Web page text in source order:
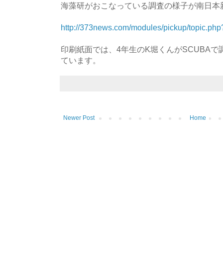
海藻研がおこなっている調査の様子が南日
http://373news.com/modules/pickup/
印刷紙面では、4年生のK堀くんがSCUBAで
ています。
Newer Post Home